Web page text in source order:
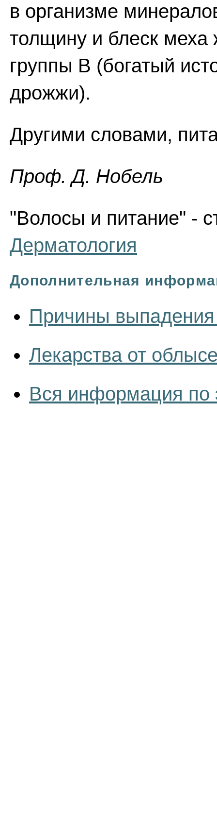
в организме
толщину и блеск
группы В (богатый
дрожжи).
Другими словами,
Проф. Д. Нобель
"Волосы и питание" -
Дерматология
Дополнительная
Причины
Лекарства от
Вся информация по